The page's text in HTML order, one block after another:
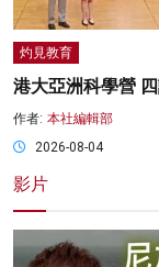
灼見教育
港大亞洲科學營
作者: 本社編輯部
2026-08-04
影片